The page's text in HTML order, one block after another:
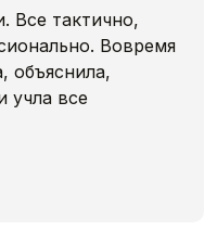
Все тактично,
Вовремя
объяснила,
учла все